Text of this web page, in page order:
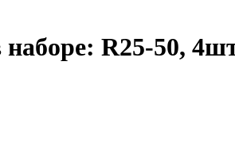
R25-50,